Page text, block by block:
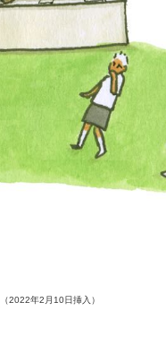
（2022年2月10日挿入）